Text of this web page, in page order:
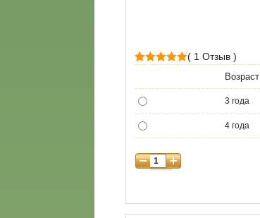
5.00из 5 на
основе
пользователя
( 1 Отзыв )
Возраст
3 года
4 года